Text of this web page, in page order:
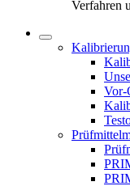
Verfahren
Vor-